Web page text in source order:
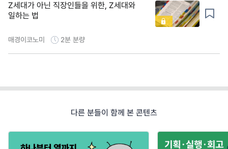
Z세대가 아닌 직장인들을 위한, Z세대와
일하는 법
매경이코노미 2분 분량
다른 분들이 함께 본 콘텐츠